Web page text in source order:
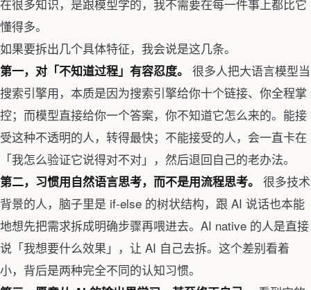
在很多知识，是跟模型学的，我不需要在每一件事上都比它
懂得多。
如果要拆出几个具体特征，我会说是这几条。
第一，对「不知道过程」有容忍度。
很多人把大语言模型当
搜索引擎用，本质是因为搜索引擎给你十个链接、你全程掌
控；而模型直接给你一个答案，你不知道它怎么来的。能接
受这种不透明的人，转得最快；不能接受的人，会一直卡在
「我怎么验证它说得对不对」，然后退回自己的老办法。
第二，习惯用自然语言思考，而不是用流程思考。
很多技术
背景的人，脑子里是 if-else 的树状结构，跟 AI 说话也本能
地想先把需求拆成明确步骤再喂进去。AI native 的人是直接
说「我想要什么效果」，让 AI 自己去拆。这个差别看着
小，背后是两种完全不同的认知习惯。